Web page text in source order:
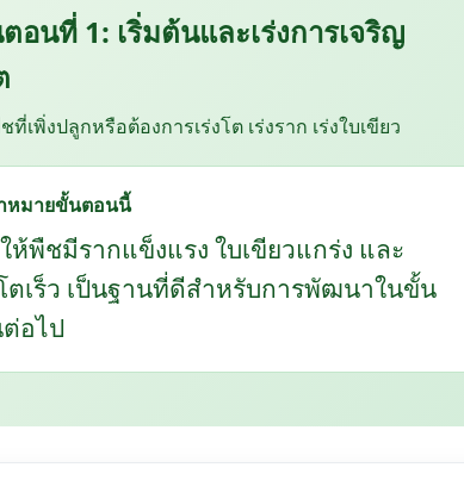
อนที่ 1: เริ่มต้นและเร่งการเจริญ
เพิ่งปลูกหรือต้องการเร่งโต เร่งราก เร่งใบเขียว
าหมายขั้นตอนนี้
ห้พืชมีรากแข็งแรง ใบเขียวแกร่ง และ
ตเร็ว เป็นฐานที่ดีสำหรับการพัฒนาในขั้น
อไป